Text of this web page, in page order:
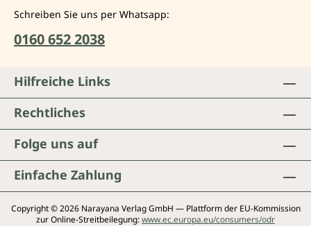
Schreiben Sie uns per Whatsapp:
0160 652 2038
Folge uns auf
Einfache Zahlung
Hilfreiche Links
Rechtliches
Copyright © 2026 Narayana Verlag GmbH — Plattform der EU-Kommission
zur Online-Streitbeilegung:www.ec.europa.eu/consumers/odr